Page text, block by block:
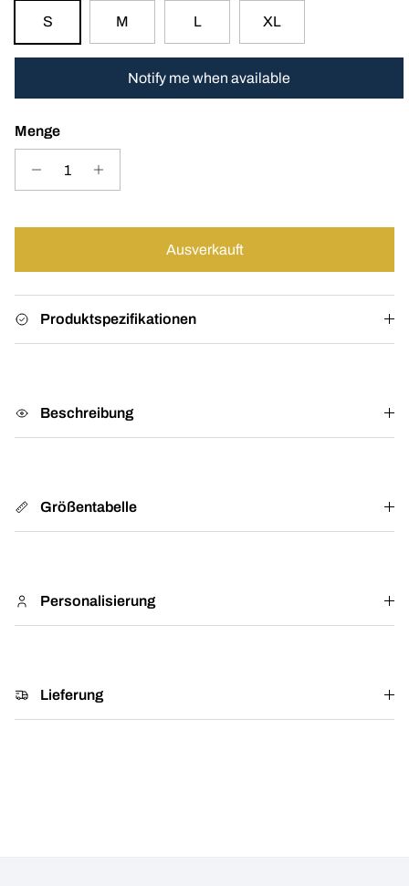
S M L XL
Notify me when available
Menge
Ausverkauft
Produktspezifikationen
Beschreibung
Größentabelle
Personalisierung
Lieferung